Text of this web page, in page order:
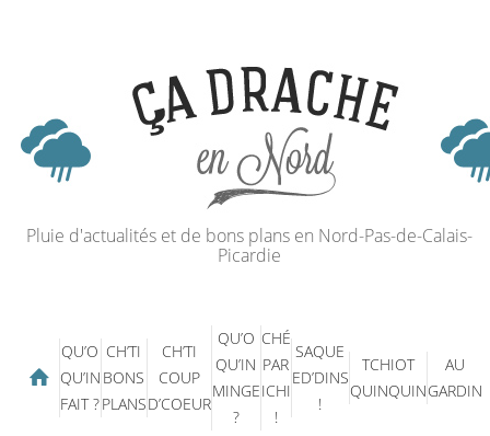
Pluie d'actualités et de bons plans en Nord-Pas-de-Calais-
Picardie
QU’O
QU’IN
FAIT ?
CH’TI
BONS
PLANS
CH’TI
COUP
D’COEUR
QU’O
QU’IN
MINGE
?
CHÉ
PAR
ICHI
!
SAQUE
ED’DINS
!
TCHIOT
QUINQUIN
AU
GARDIN